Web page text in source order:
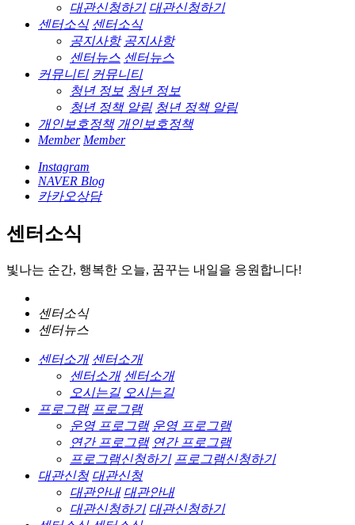
대관신청하기 대관신청하기
센터소식 센터소식
공지사항 공지사항
센터뉴스 센터뉴스
커뮤니티 커뮤니티
청년 정보 청년 정보
청년 정책 알림 청년 정책 알림
개인보호정책 개인보호정책
Member Member
Instagram
NAVER Blog
카카오상담
센터소식
빛나는 순간, 행복한 오늘, 꿈꾸는 내일을 응원합니다!
센터소식
센터뉴스
센터소개 센터소개
센터소개 센터소개
오시는길 오시는길
프로그램 프로그램
운영 프로그램 운영 프로그램
연간 프로그램 연간 프로그램
프로그램신청하기 프로그램신청하기
대관신청 대관신청
대관안내 대관안내
대관신청하기 대관신청하기